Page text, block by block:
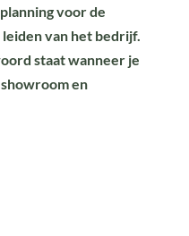
voor de
van het bedrijf.
staat wanneer je
en